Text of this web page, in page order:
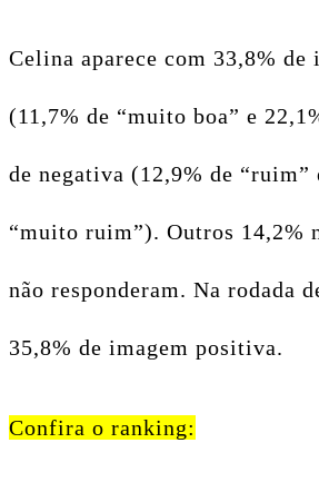
Celina aparece com 33,8% de
(11,7% de “muito boa” e
de negativa (12,9% de “ruim”
“muito ruim”). Outros 14,2%
não responderam. Na rodada
35,8% de imagem positiva.
Confira o ranking: